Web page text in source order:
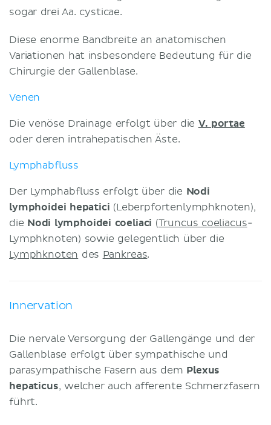
sogar drei Aa. cysticae.
Diese enorme Bandbreite an anatomischen
Variationen hat insbesondere Bedeutung für die
Chirurgie der Gallenblase.
Venen
Die venöse Drainage erfolgt über die V. portae
oder deren intrahepatischen Äste.
Lymphabfluss
Der Lymphabfluss erfolgt über die Nodi
lymphoidei hepatici (Leberpfortenlymphknoten),
die Nodi lymphoidei coeliaci (Truncus coeliacus-
Lymphknoten) sowie gelegentlich über die
Lymphknoten des Pankreas.
Innervation
Die nervale Versorgung der Gallengänge und der
Gallenblase erfolgt über sympathische und
parasympathische Fasern aus dem Plexus
hepaticus, welcher auch afferente Schmerzfasern
führt.